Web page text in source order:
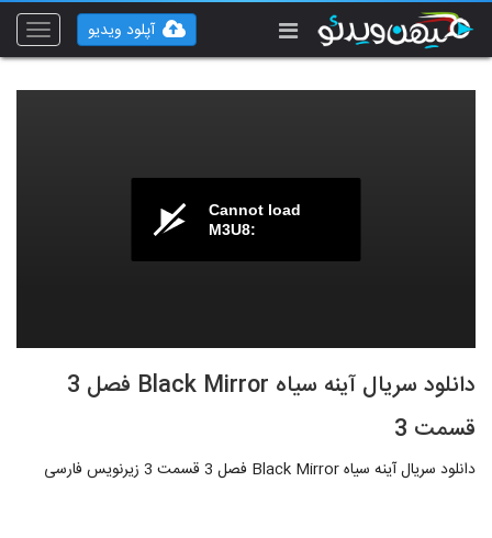
Toggle
آپلود ویدیو
Cannot load
M3U8:
دانلود سریال آینه سیاه Black Mirror فصل 3
قسمت 3
دانلود سریال آینه سیاه Black Mirror فصل 3 قسمت 3 زیرنویس فارسی